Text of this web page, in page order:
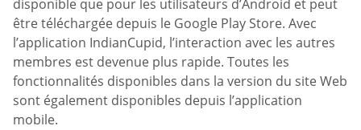
disponible que pour les utilisateurs d’Android et peut
être téléchargée depuis le Google Play Store. Avec
l’application IndianCupid, l’interaction avec les autres
membres est devenue plus rapide. Toutes les
fonctionnalités disponibles dans la version du site Web
sont également disponibles depuis l’application
mobile.